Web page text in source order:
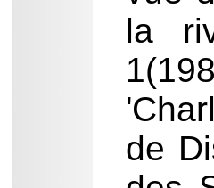
la
de